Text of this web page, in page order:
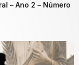
– Ano 2 – Número